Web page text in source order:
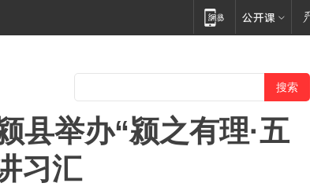
县举办“颍之有理·五
习汇